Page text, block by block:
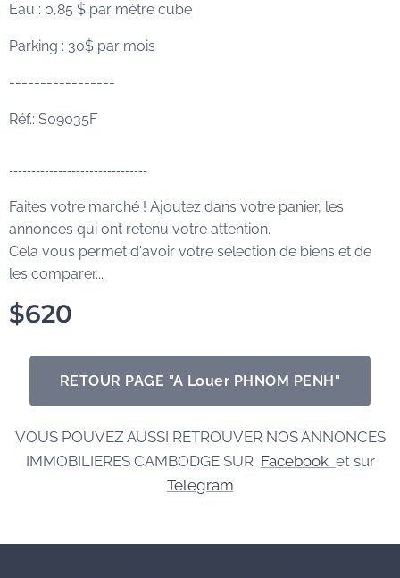
Eau : 0,85 $ par mètre cube
Parking : 30$ par mois
-----------------
Réf.: S09035F
-------------------------------
Faites votre marché ! Ajoutez dans votre panier, les
annonces qui ont retenu votre attention.
Cela vous permet d'avoir votre sélection de biens et de
les comparer...
$620
RETOUR PAGE "A Louer PHNOM PENH"
VOUS POUVEZ AUSSI RETROUVER NOS ANNONCES
IMMOBILIERES CAMBODGE SUR Facebook et sur
Telegram